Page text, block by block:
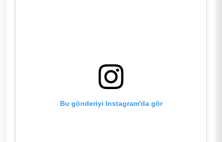
Bu gönderiyi Instagram'da gör